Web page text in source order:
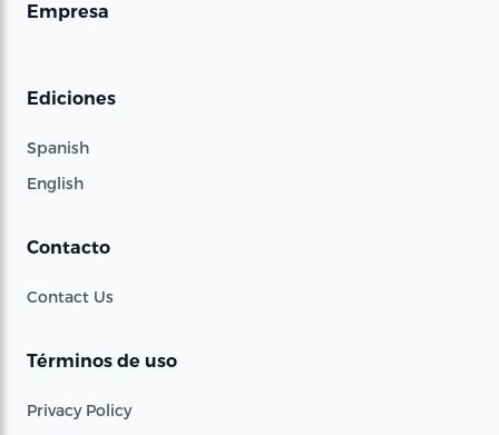
Empresa
Ediciones
Spanish
English
Contacto
Contact Us
Términos de uso
Privacy Policy